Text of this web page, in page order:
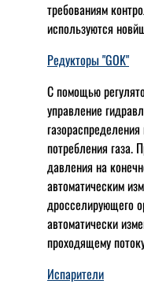
требованиям
используются
Редукторы "GOK"
С помощью
управление
потребления газа.
давления на
автоматическим
дросселирующего
автоматически
проходящему
Испарители